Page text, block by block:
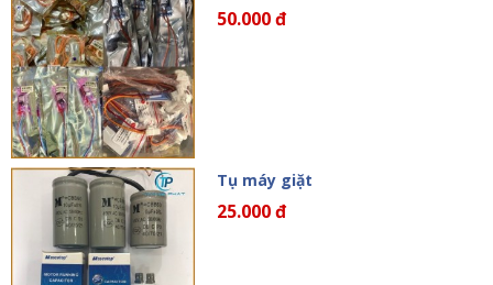
50.000 đ
Tụ máy giặt
25.000 đ